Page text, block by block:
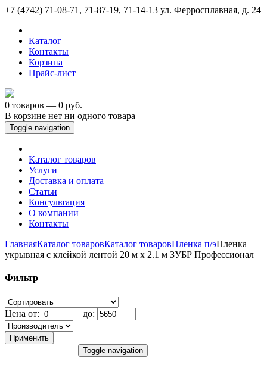
+7 (4742) 71-08-71, 71-87-19, 71-14-13 ул. Ферросплавная, д. 24
Каталог
Контакты
Корзина
Прайс-лист
0 товаров — 0 руб.
В корзине нет ни одного товара
Toggle navigation
Каталог товаров
Услуги
Доставка и оплата
Статьи
Консультация
О компании
Контакты
ГлавнаяКаталог товаровКаталог товаровПленка п/эПленка
укрывная с клейкой лентой 20 м x 2.1 м ЗУБР Профессионал
Фильтр
Цена от: до:
Применить
Toggle navigation